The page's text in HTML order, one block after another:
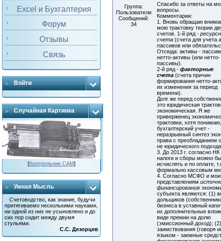
Excel и Бухгалтерия
Форум
Отзывы
Связь
Войти
Случайная Картинка
[Контрольник САМ]
Умная Мысль
Счетоводство, как знание, будучи
притягиваемо несколькими науками,
ни одной из них не усыновлено и до
сих пор сидит между двумя
стульями.
С.С. Дезорцев
Группа:
Пользователи
Сообщений:
34
Спасибо за ответы на
вопросы.
Комментарии:
1. Вновь обращаю
мою трактовку теории
счетов. 1-й ряд -
счета (счета для учета
пассивов или
Отсюда: активы -
нетто-активы (или нетто-
пассивы).
2-й ряд -факторные
счета (счета причин
формирования нетто-
их изменения за период
времени).
Долг же перед
это юридическая
экономическая. Я же
приверженец
трактовки, хотя
бухгалтерский учет -
неразрывный синтез
права с преобладанием
не юридического
3. До 2013 г. согласно
налоги и сборы можно
исчислять и по оплате,
формально кассовым
4. Согласно МСФО и
представлениям
финансирования
субъекта являются: (1)
дольщиков
бизнеса в уставный
их дополнительные
виде премии на долю
(эмиссионный доход);
заимствования (говоря
языком - заемные